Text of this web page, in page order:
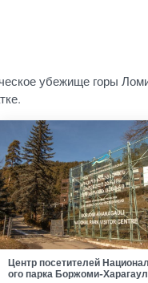
убежище горы
Центр посетителей
ого парка Боржоми-